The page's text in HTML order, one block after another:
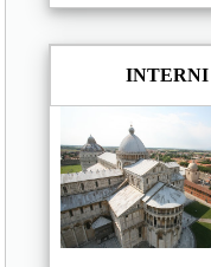
INTERNI